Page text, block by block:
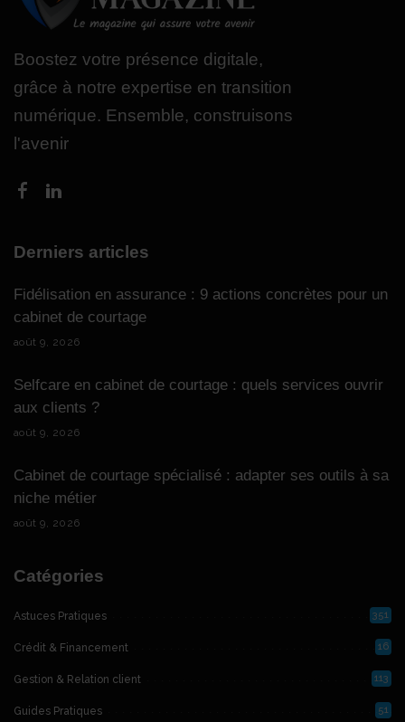
Boostez votre présence digitale,
grâce à notre expertise en transition
numérique. Ensemble, construisons
l'avenir
Derniers articles
Fidélisation en assurance : 9 actions concrètes pour un
cabinet de courtage
août 9, 2026
Selfcare en cabinet de courtage : quels services ouvrir
aux clients ?
août 9, 2026
Cabinet de courtage spécialisé : adapter ses outils à sa
niche métier
août 9, 2026
Catégories
Astuces Pratiques 351
Crédit & Financement 16
Gestion & Relation client 113
Guides Pratiques 51